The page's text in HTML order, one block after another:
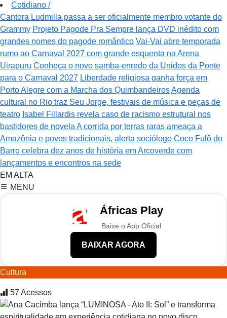
Cotidiano /
Cantora Ludmilla passa a ser oficialmente membro votante do
Grammy Projeto Pagode Pra Sempre lança DVD inédito com
grandes nomes do pagode romântico Vai-Vai abre temporada
rumo ao Carnaval 2027 com grande esquenta na Arena
Uirapuru Conheça o novo samba-enredo da Unidos da Ponte
para o Carnaval 2027 Liberdade religiosa ganha força em
Porto Alegre com a Marcha dos QuimbandeirosAgenda
cultural no Rio traz Seu Jorge, festivais de música e peças de
teatro Isabel Fillardis revela caso de racismo estrutural nos
bastidores de novelaA corrida por terras raras ameaça a
Amazônia e povos tradicionais, alerta sociólogo Coco Fulô do
Barro celebra dez anos de história em Arcoverde com
lançamentos e encontros na sede
EM ALTA
MENU
Áfricas Play
Baixe o App Oficial
BAIXAR AGORA
Cultura
57 Acessos